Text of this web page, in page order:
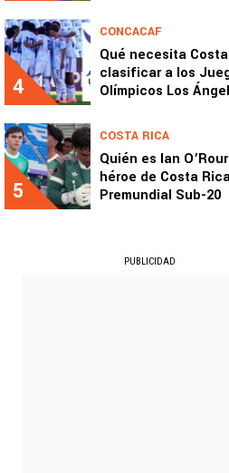
4
CONCACAF
Qué necesita
clasificar a los
Olímpicos Los
5
COSTA RICA
Quién es Ian
héroe de Costa
Premundial Sub-20
PUBLICIDAD